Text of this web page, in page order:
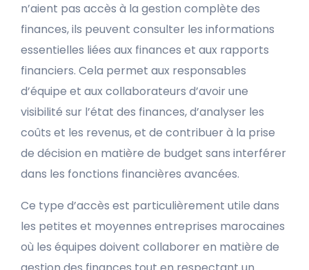
n’aient pas accès à la gestion complète des
finances, ils peuvent consulter les informations
essentielles liées aux finances et aux rapports
financiers. Cela permet aux responsables
d’équipe et aux collaborateurs d’avoir une
visibilité sur l’état des finances, d’analyser les
coûts et les revenus, et de contribuer à la prise
de décision en matière de budget sans interférer
dans les fonctions financières avancées.
Ce type d’accès est particulièrement utile dans
les petites et moyennes entreprises marocaines
où les équipes doivent collaborer en matière de